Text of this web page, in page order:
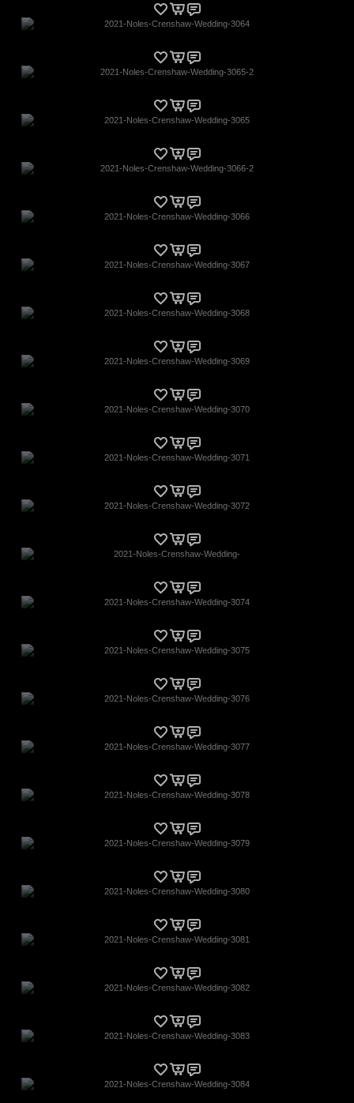
2021-Noles-Crenshaw-Wedding-3064
2021-Noles-Crenshaw-Wedding-3065-2
2021-Noles-Crenshaw-Wedding-3065
2021-Noles-Crenshaw-Wedding-3066-2
2021-Noles-Crenshaw-Wedding-3066
2021-Noles-Crenshaw-Wedding-3067
2021-Noles-Crenshaw-Wedding-3068
2021-Noles-Crenshaw-Wedding-3069
2021-Noles-Crenshaw-Wedding-3070
2021-Noles-Crenshaw-Wedding-3071
2021-Noles-Crenshaw-Wedding-3072
2021-Noles-Crenshaw-Wedding-
2021-Noles-Crenshaw-Wedding-3074
2021-Noles-Crenshaw-Wedding-3075
2021-Noles-Crenshaw-Wedding-3076
2021-Noles-Crenshaw-Wedding-3077
2021-Noles-Crenshaw-Wedding-3078
2021-Noles-Crenshaw-Wedding-3079
2021-Noles-Crenshaw-Wedding-3080
2021-Noles-Crenshaw-Wedding-3081
2021-Noles-Crenshaw-Wedding-3082
2021-Noles-Crenshaw-Wedding-3083
2021-Noles-Crenshaw-Wedding-3084